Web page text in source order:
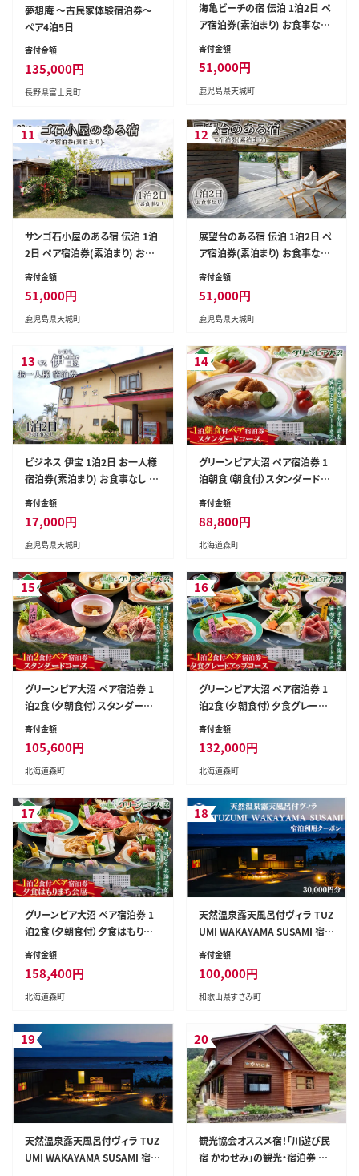
夢想庵 ～古民家体験宿泊券～
ペア4泊5日
寄付金額
135,000円
長野県富士見町
海亀ビーチの宿 伝泊 1泊2日 ペ
ア宿泊券(素泊まり) お食事なし
1組2名様まで 徳之島 天城町
寄付金額
51,000円
鹿児島県天城町
11
サンゴ石小屋のある宿 伝泊 1泊
2日 ペア宿泊券(素泊まり) お食
事なし 1組2名様 徳之島 天城町
寄付金額
51,000円
鹿児島県天城町
12
展望台のある宿 伝泊 1泊2日 ペ
ア宿泊券(素泊まり) お食事なし
1組2名様 徳之島 天城町
寄付金額
51,000円
鹿児島県天城町
13
ビジネス 伊宝 1泊2日 お一人様
宿泊券(素泊まり) お食事なし 徳
之島 天城町 宿
寄付金額
17,000円
鹿児島県天城町
14
グリーンピア大沼 ペア宿泊券 1
泊朝食（朝食付）スタンダードコ
ース ＜グリーンピア大沼株式会
ア 北海道 森町 ふるさと納税 mr
1-0226
寄付金額
88,800円
北海道森町
15
グリーンピア大沼 ペア宿泊券 1
泊2食（夕朝食付）スタンダード
コース ＜グリーンピア大沼株式
ドア 北海道 森町 ふるさと納税
mr1-0227
寄付金額
105,600円
北海道森町
16
グリーンピア大沼 ペア宿泊券 1
泊2食（夕朝食付）夕食グレード
アップコース ＜グリーンピア大
アウトドア 北海道 森町 ふるさと
納税 mr1-0228
寄付金額
132,000円
北海道森町
17
グリーンピア大沼 ペア宿泊券 1
泊2食（夕朝食付）夕食はもりまち
会席 ＜グリーンピア大沼株式会
ア 北海道 森町 ふるさと納税 mr
1-0229
寄付金額
158,400円
北海道森町
18
天然温泉露天風呂付ヴィラ TUZ
UMI WAKAYAMA SUSAMI 宿泊
利用クーポン 30,000円分 全室
寄付金額
100,000円
和歌山県すさみ町
19
天然温泉露天風呂付ヴィラ TUZ
UMI WAKAYAMA SUSAMI 宿泊
20
観光協会オススメ宿！「川遊び民
宿 かわせみ」の観光・宿泊券 ／